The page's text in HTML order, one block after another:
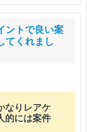
ントで良い案
てくれまし
なりレアケ
的には案件